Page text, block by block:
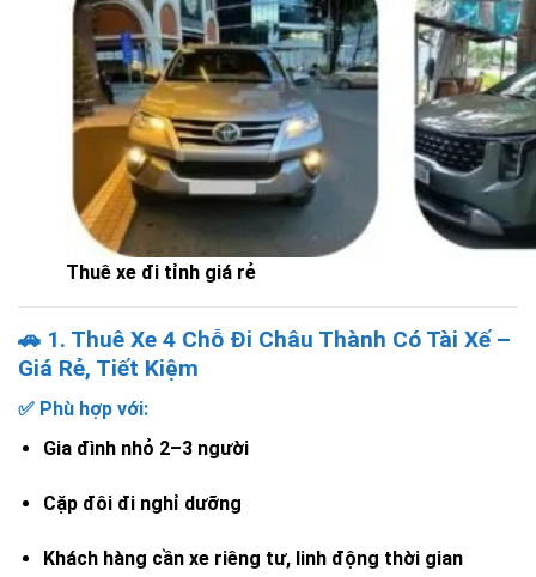
Thuê xe đi tỉnh giá rẻ
🚗 1. Thuê Xe 4 Chỗ Đi Châu Thành Có Tài Xế –
Giá Rẻ, Tiết Kiệm
✅ Phù hợp với:
Gia đình nhỏ 2–3 người
Cặp đôi đi nghỉ dưỡng
Khách hàng cần xe riêng tư, linh động thời gian